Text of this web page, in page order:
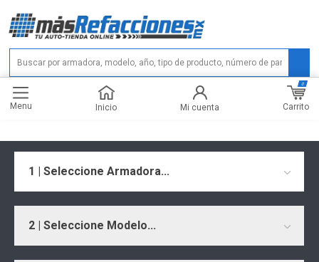
Menu Inicio Mi cuenta Carrito
0
1 | Seleccione Armadora...
2 | Seleccione Modelo...